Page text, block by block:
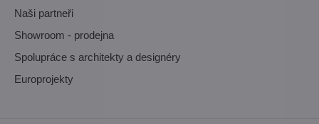
Naši partneři
Showroom - prodejna
Spolupráce s architekty a designéry
Europrojekty